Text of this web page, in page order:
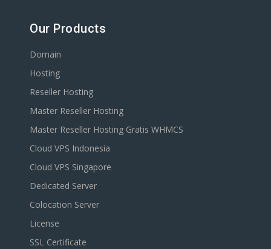
Our Products
Domain
Hosting
Reseller Hosting
Master Reseller Hosting
Master Reseller Hosting Gratis WHMCS
Cloud VPS Indonesia
Cloud VPS Singapore
Dedicated Server
Colocation Server
License
SSL Certificate